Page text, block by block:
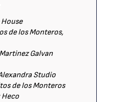
de los Monteros,
Galvan
Studio
de los Monteros